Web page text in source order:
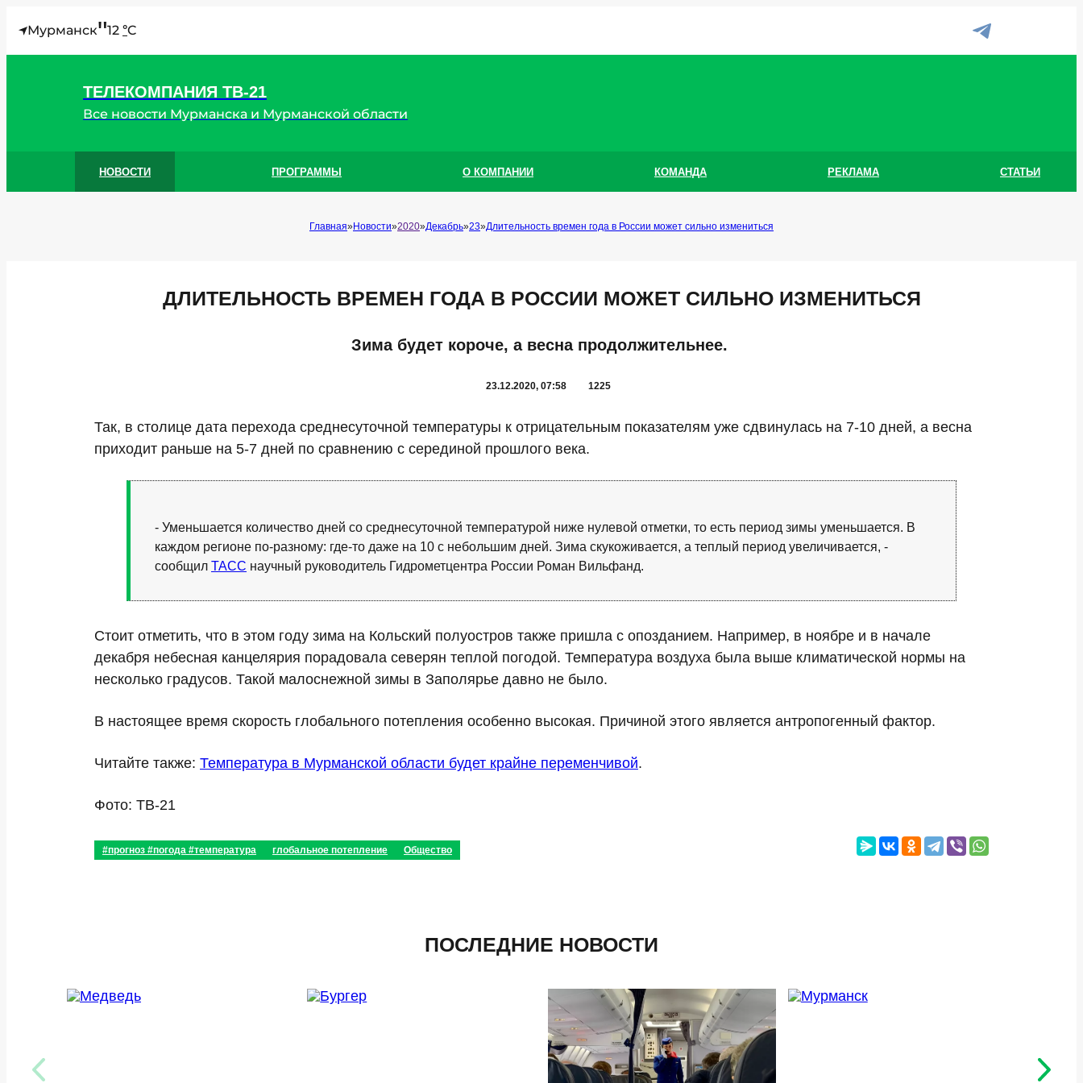
Мурманск"12 °C
ТЕЛЕКОМПАНИЯ ТВ-21
Все новости Мурманска и Мурманской области
НОВОСТИ ПРОГРАММЫ О КОМПАНИИ КОМАНДА РЕКЛАМА СТАТЬИ
Главная Новости 2020 Декабрь 23 Длительность времен года в России может сильно измениться
ДЛИТЕЛЬНОСТЬ ВРЕМЕН ГОДА В РОССИИ МОЖЕТ СИЛЬНО ИЗМЕНИТЬСЯ
Зима будет короче, а весна продолжительнее.
23.12.2020, 07:58 1225
Так, в столице дата перехода среднесуточной температуры к отрицательным показателям уже сдвинулась на 7-10 дней, а весна
приходит раньше на 5-7 дней по сравнению с серединой прошлого века.
- Уменьшается количество дней со среднесуточной температурой ниже нулевой отметки, то есть период зимы уменьшается. В
каждом регионе по-разному: где-то даже на 10 с небольшим дней. Зима скукоживается, а теплый период увеличивается, -
сообщил ТАСС научный руководитель Гидрометцентра России Роман Вильфанд.
Стоит отметить, что в этом году зима на Кольский полуостров также пришла с опозданием. Например, в ноябре и в начале
декабря небесная канцелярия порадовала северян теплой погодой. Температура воздуха была выше климатической нормы на
несколько градусов. Такой малоснежной зимы в Заполярье давно не было.
В настоящее время скорость глобального потепления особенно высокая. Причиной этого является антропогенный фактор.
Читайте также: Температура в Мурманской области будет крайне переменчивой.
Фото: ТВ-21
#прогноз #погода #температура глобальное потепление Общество
ПОСЛЕДНИЕ НОВОСТИ